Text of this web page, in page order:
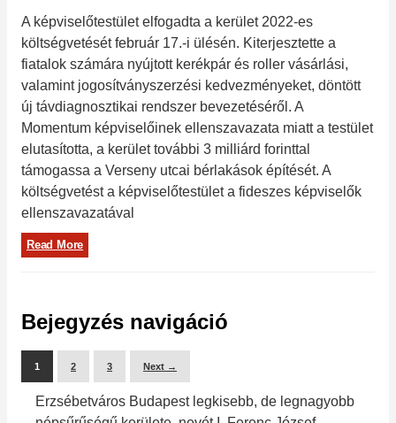
A képviselőtestület elfogadta a kerület 2022-es
költségvetését február 17.-i ülésén. Kiterjesztette a
fiatalok számára nyújtott kerékpár és roller vásárlási,
valamint jogosítványszerzési kedvezményeket, döntött
új távdiagnosztikai rendszer bevezetéséről. A
Momentum képviselőinek ellenszavazata miatt a testület
elutasította, a kerület további 3 milliárd forinttal
támogassa a Verseny utcai bérlakások építését. A
költségvetést a képviselőtestület a fideszes képviselők
ellenszavazatával
Read More
Bejegyzés navigáció
1 2 3 Next →
Erzsébetváros Budapest legkisebb, de legnagyobb